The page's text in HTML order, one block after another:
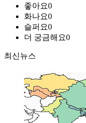
좋아요0
화나요0
슬퍼요0
더 궁금해요0
최신뉴스